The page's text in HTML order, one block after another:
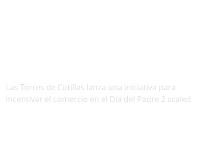
Las Torres de Cotillas lanza una iniciativa para
incentivar el comercio en el Dia del Padre 2 scaled